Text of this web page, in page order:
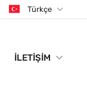
Türkçe
İLETIŞIM